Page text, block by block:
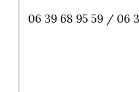
06 39 68 95 59 / 06